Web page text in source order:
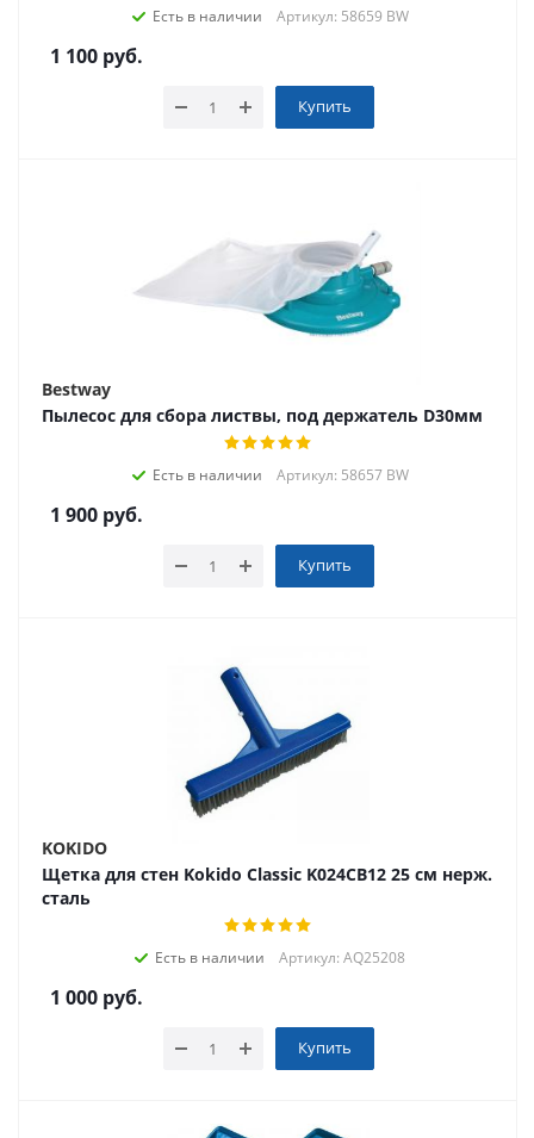
Есть в наличии Артикул: 58659 BW
1 100 руб.
Купить
Bestway
Пылесос для сбора листвы, под держатель D30мм
Есть в наличии Артикул: 58657 BW
1 900 руб.
Купить
KOKIDO
Щетка для стен Kokido Classic K024CB12 25 см нерж.
сталь
Есть в наличии Артикул: AQ25208
1 000 руб.
Купить